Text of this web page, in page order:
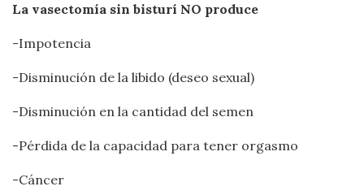
La vasectomía sin bisturí NO produce
-Impotencia
-Disminución de la libido (deseo sexual)
-Disminución en la cantidad del semen
-Pérdida de la capacidad para tener orgasmo
-Cáncer